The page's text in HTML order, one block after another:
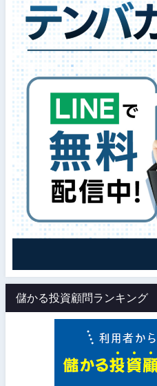
儲かる投資顧問ランキング